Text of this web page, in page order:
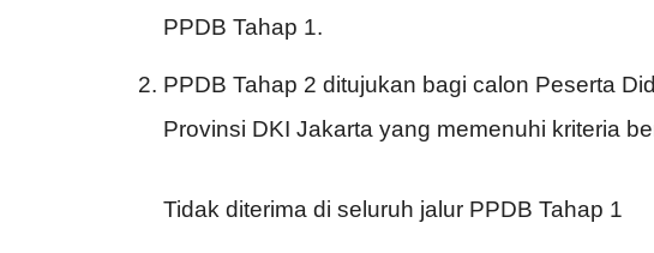
PPDB Tahap 1.
PPDB Tahap 2 ditujukan bagi calon Peserta
Provinsi DKI Jakarta yang memenuhi kriteria
Tidak diterima di seluruh jalur PPDB Tahap 1